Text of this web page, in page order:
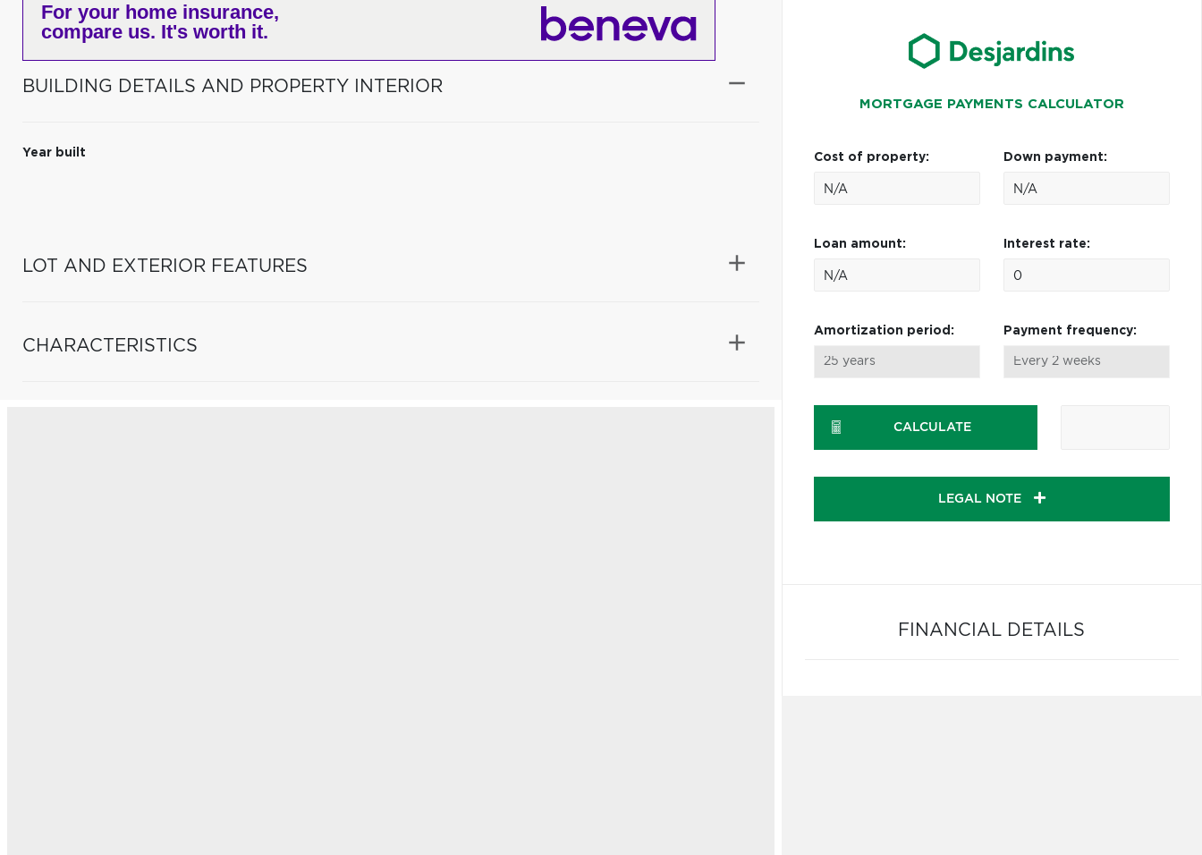
For your home insurance,
compare us. It's worth it.
BUILDING DETAILS AND PROPERTY INTERIOR
Year built
LOT AND EXTERIOR FEATURES
CHARACTERISTICS
MORTGAGE PAYMENTS CALCULATOR
Cost of property: Down payment:
Loan amount: Interest rate:
Amortization period: Payment frequency:
CALCULATE
LEGAL NOTE
FINANCIAL DETAILS